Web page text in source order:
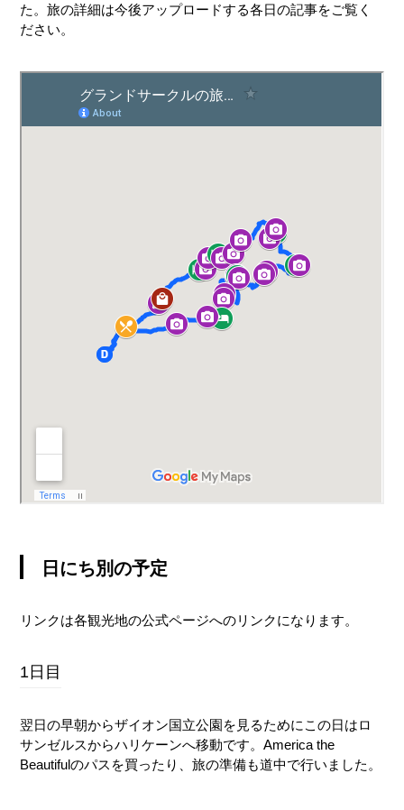
た。旅の詳細は今後アップロードする各日の記事をご覧く
ださい。
日にち別の予定
リンクは各観光地の公式ページへのリンクになります。
1日目
翌日の早朝からザイオン国立公園を見るためにこの日はロ
サンゼルスからハリケーンへ移動です。America the
Beautifulのパスを買ったり、旅の準備も道中で行いました。